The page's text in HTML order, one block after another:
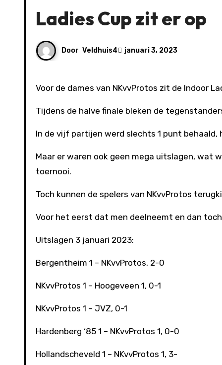
Ladies Cup zit er op
Door Veldhuis4 januari 3, 2023
Voor de dames van NKvvProtos zit de Indoor
Tijdens de halve finale bleken de
In de vijf partijen werd slechts 1 punt
Maar er waren ook geen mega uitslagen, wat
toernooi.
Toch kunnen de spelers van NKvvProtos
Voor het eerst dat men deelneemt en dan
Uitslagen 3 januari 2023:
Bergentheim 1 – NKvvProtos, 2-0
NKvvProtos 1 – Hoogeveen 1, 0-1
NKvvProtos 1 – JVZ, 0-1
Hardenberg ‘85 1 – NKvvProtos 1, 0-0
Hollandscheveld 1 – NKvvProtos 1, 3-